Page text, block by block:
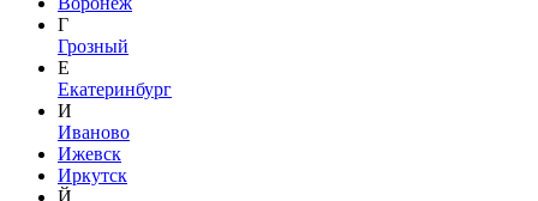
Г
Грозный
Е
Екатеринбург
И
Иваново
Ижевск
Иркутск
Й